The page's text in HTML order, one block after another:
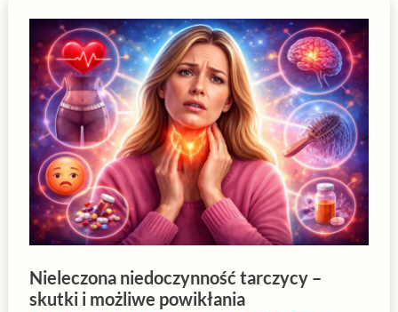
Nieleczona niedoczynność tarczycy –
skutki i możliwe powikłania